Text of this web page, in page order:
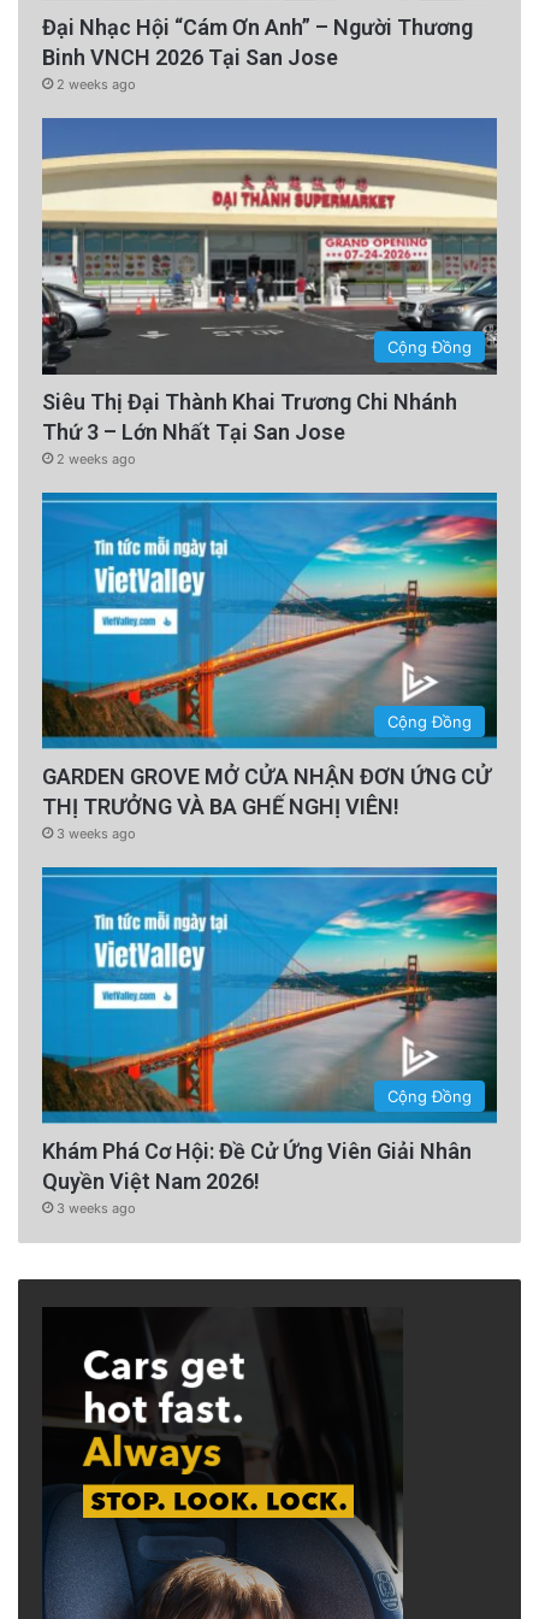
Đại Nhạc Hội “Cám Ơn Anh” – Người Thương
Binh VNCH 2026 Tại San Jose
2 weeks ago
Cộng Đồng
Siêu Thị Đại Thành Khai Trương Chi Nhánh
Thứ 3 – Lớn Nhất Tại San Jose
2 weeks ago
Cộng Đồng
GARDEN GROVE MỞ CỬA NHẬN ĐƠN ỨNG CỬ
THỊ TRƯỞNG VÀ BA GHẾ NGHỊ VIÊN!
3 weeks ago
Cộng Đồng
Khám Phá Cơ Hội: Đề Cử Ứng Viên Giải Nhân
Quyền Việt Nam 2026!
3 weeks ago